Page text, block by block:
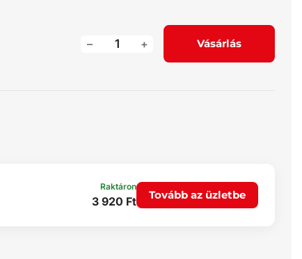
+
– Vásárlás
Raktáron
3 920 Ft Tovább az üzletbe